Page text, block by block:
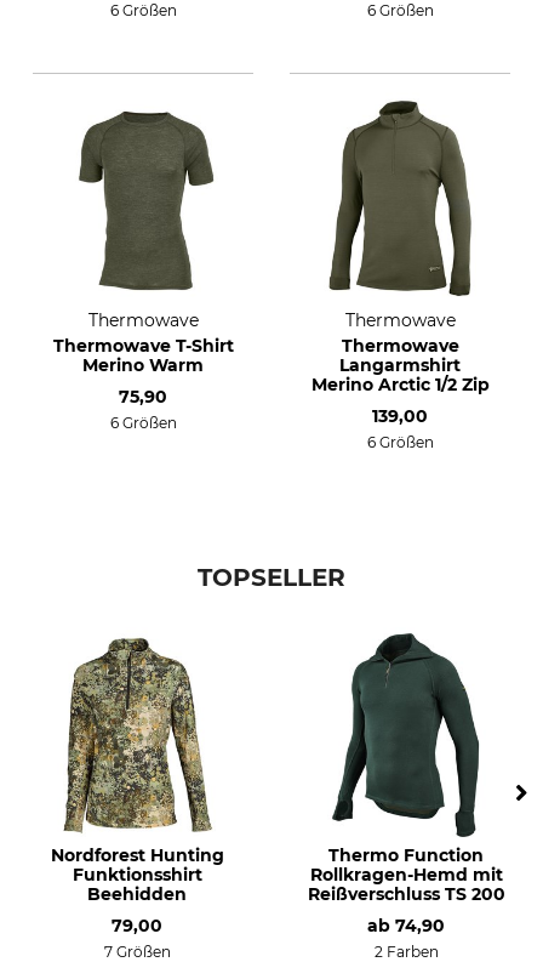
6 Größen 6 Größen
Thermowave
Thermowave T-Shirt
Merino Warm
75,90
6 Größen
Thermowave
Thermowave
Langarmshirt
Merino Arctic 1/2 Zip
139,00
6 Größen
TOPSELLER
Nordforest Hunting
Funktionsshirt
Beehidden
79,00
7 Größen
Thermo Function
Rollkragen-Hemd mit
Reißverschluss TS 200
ab 74,90
2 Farben